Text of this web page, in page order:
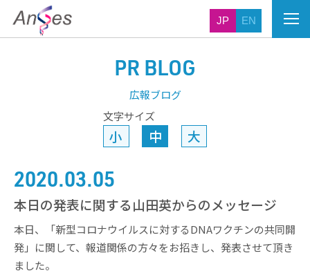
JP EN
PR BLOG
広報ブログ
文字サイズ
小 中 大
2020.03.05
本日の発表に関する山田英からのメッセージ
本日、「新型コロナウイルスに対するDNAワクチンの共同開
発」に関して、報道関係の方々をお招きし、発表させて頂き
ました。